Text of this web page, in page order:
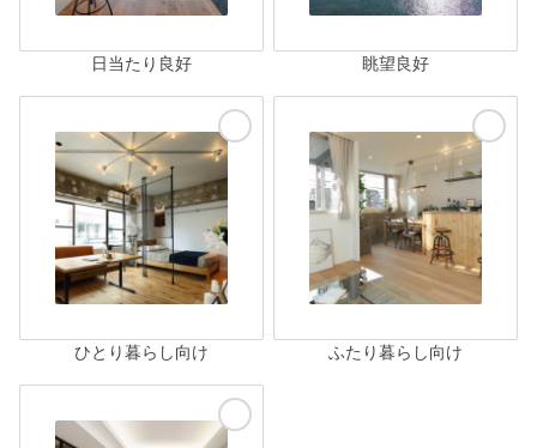
日当たり良好 眺望良好
ひとり暮らし向け ふたり暮らし向け